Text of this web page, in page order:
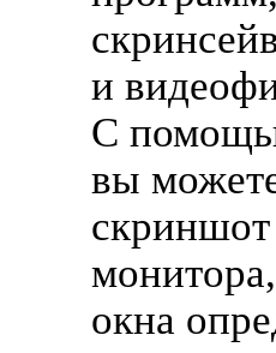
и
С
вы
скриншот
окна